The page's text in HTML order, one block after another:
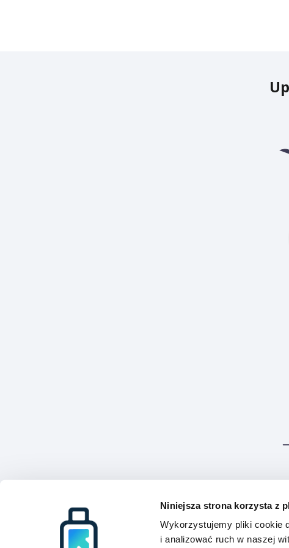
Niniejsza strona korzysta z
Wykorzystujemy pliki cookie
i analizować ruch w naszej